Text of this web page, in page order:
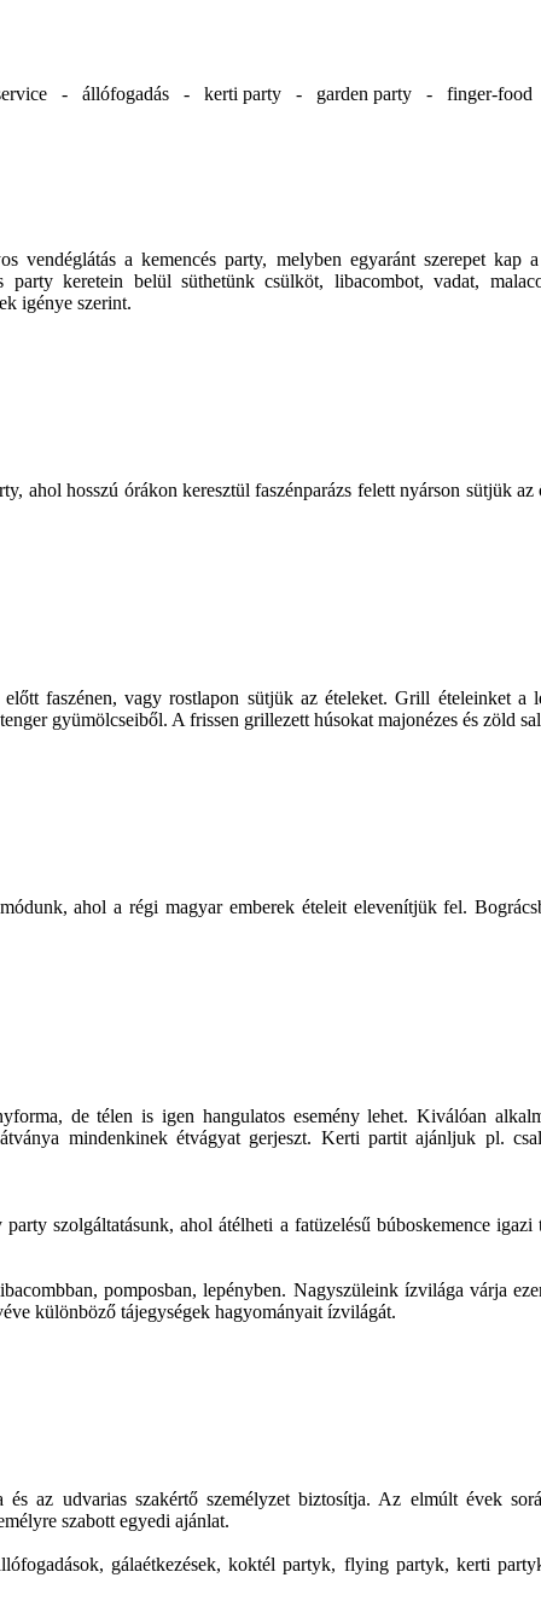
service - állófogadás - kerti party - garden party - finger-
vendéglátás a kemencés party, melyben egyaránt szerepet
keretein belül süthetünk csülköt, libacombot, vadat,
igénye szerint.
ahol hosszú órákon keresztül faszénparázs felett nyárson sütjük
faszénen, vagy rostlapon sütjük az ételeket. Grill ételeinket a
gyümölcseiből. A frissen grillezett húsokat majonézes és zöld
ahol a régi magyar emberek ételeit elevenítjük fel.
de télen is igen hangulatos esemény lehet. Kiválóan
mindenkinek étvágyat gerjeszt. Kerti partit ajánljuk pl.
szolgáltatásunk, ahol átélheti a fatüzelésű búboskemence
pomposban, lepényben. Nagyszüleink ízvilága várja
különböző tájegységek hagyományait ízvilágát.
az udvarias szakértő személyzet biztosítja. Az elmúlt évek
szabott egyedi ajánlat.
gálaétkezések, koktél partyk, flying partyk, kerti